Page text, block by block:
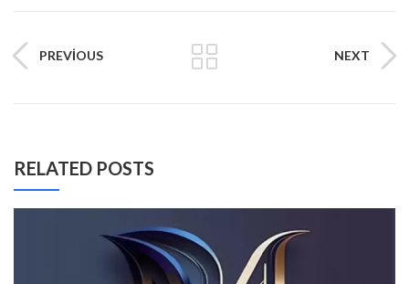
PREVIOUS NEXT
RELATED POSTS